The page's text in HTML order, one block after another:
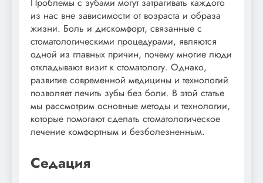
из нас вне зависимости от возраста и образа
жизни. Боль и дискомфорт, связанные с
стоматологическими процедурами, являются
одной из главных причин, почему многие люди
откладывают визит к стоматологу. Однако,
развитие современной медицины и технологий
позволяет лечить зубы без боли. В этой статье
мы рассмотрим основные методы и технологии,
которые помогают сделать стоматологическое
лечение комфортным и безболезненным.
Седация